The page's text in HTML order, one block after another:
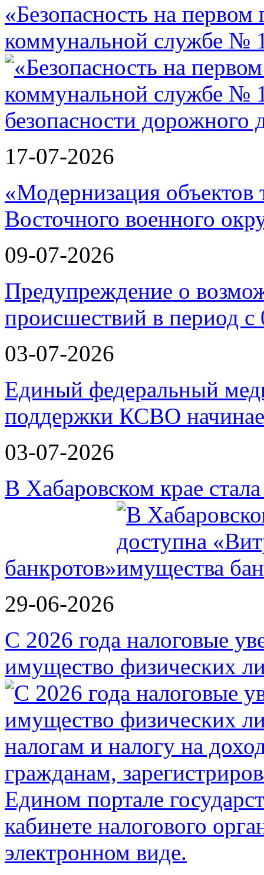
«Безопасность на
коммунальной службе №
17-07-2026
«Модернизация объектов
Восточного военного
09-07-2026
Предупреждение о
происшествий в период
03-07-2026
Единый федеральный
поддержки КСВО
03-07-2026
В Хабаровском крае
банкротов»
29-06-2026
С 2026 года налоговые
имущество физических